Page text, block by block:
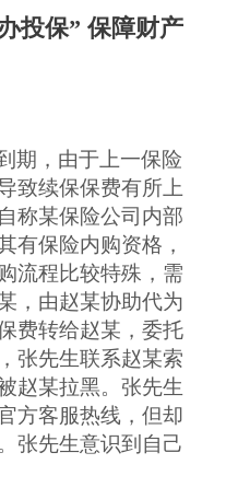
投保” 保障财产
期，由于上一保险
致续保保费有所上
称某保险公司内部
有保险内购资格，
流程比较特殊，需
，由赵某协助代为
费转给赵某 ，委托
张先生联系赵某索
赵某拉黑。 张先生
方客服热线，但却
张先生意识到自己